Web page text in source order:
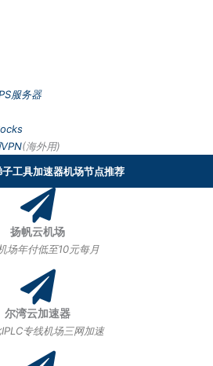
服务器
(海外用)
工具加速器机场节点推荐
扬帆云机场
场年付低至10元每月
尔湾云加速器
专线机场三网加速